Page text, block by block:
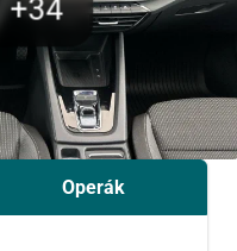
Operák